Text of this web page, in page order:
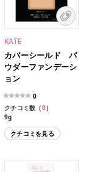
KATE
カバーシールド パ
ウダーファンデーシ
ョン
0
クチコミ数（0）
9g
クチコミを見る